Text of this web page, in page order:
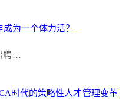
为一个体力活？
聘…
时代的策略性人才管理变革